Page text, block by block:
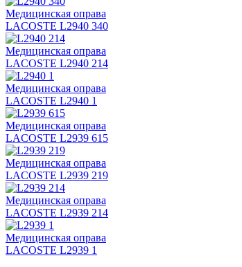
Медицинская оправа
LACOSTE L2940 340
Медицинская оправа
LACOSTE L2940 214
Медицинская оправа
LACOSTE L2940 1
Медицинская оправа
LACOSTE L2939 615
Медицинская оправа
LACOSTE L2939 219
Медицинская оправа
LACOSTE L2939 214
Медицинская оправа
LACOSTE L2939 1